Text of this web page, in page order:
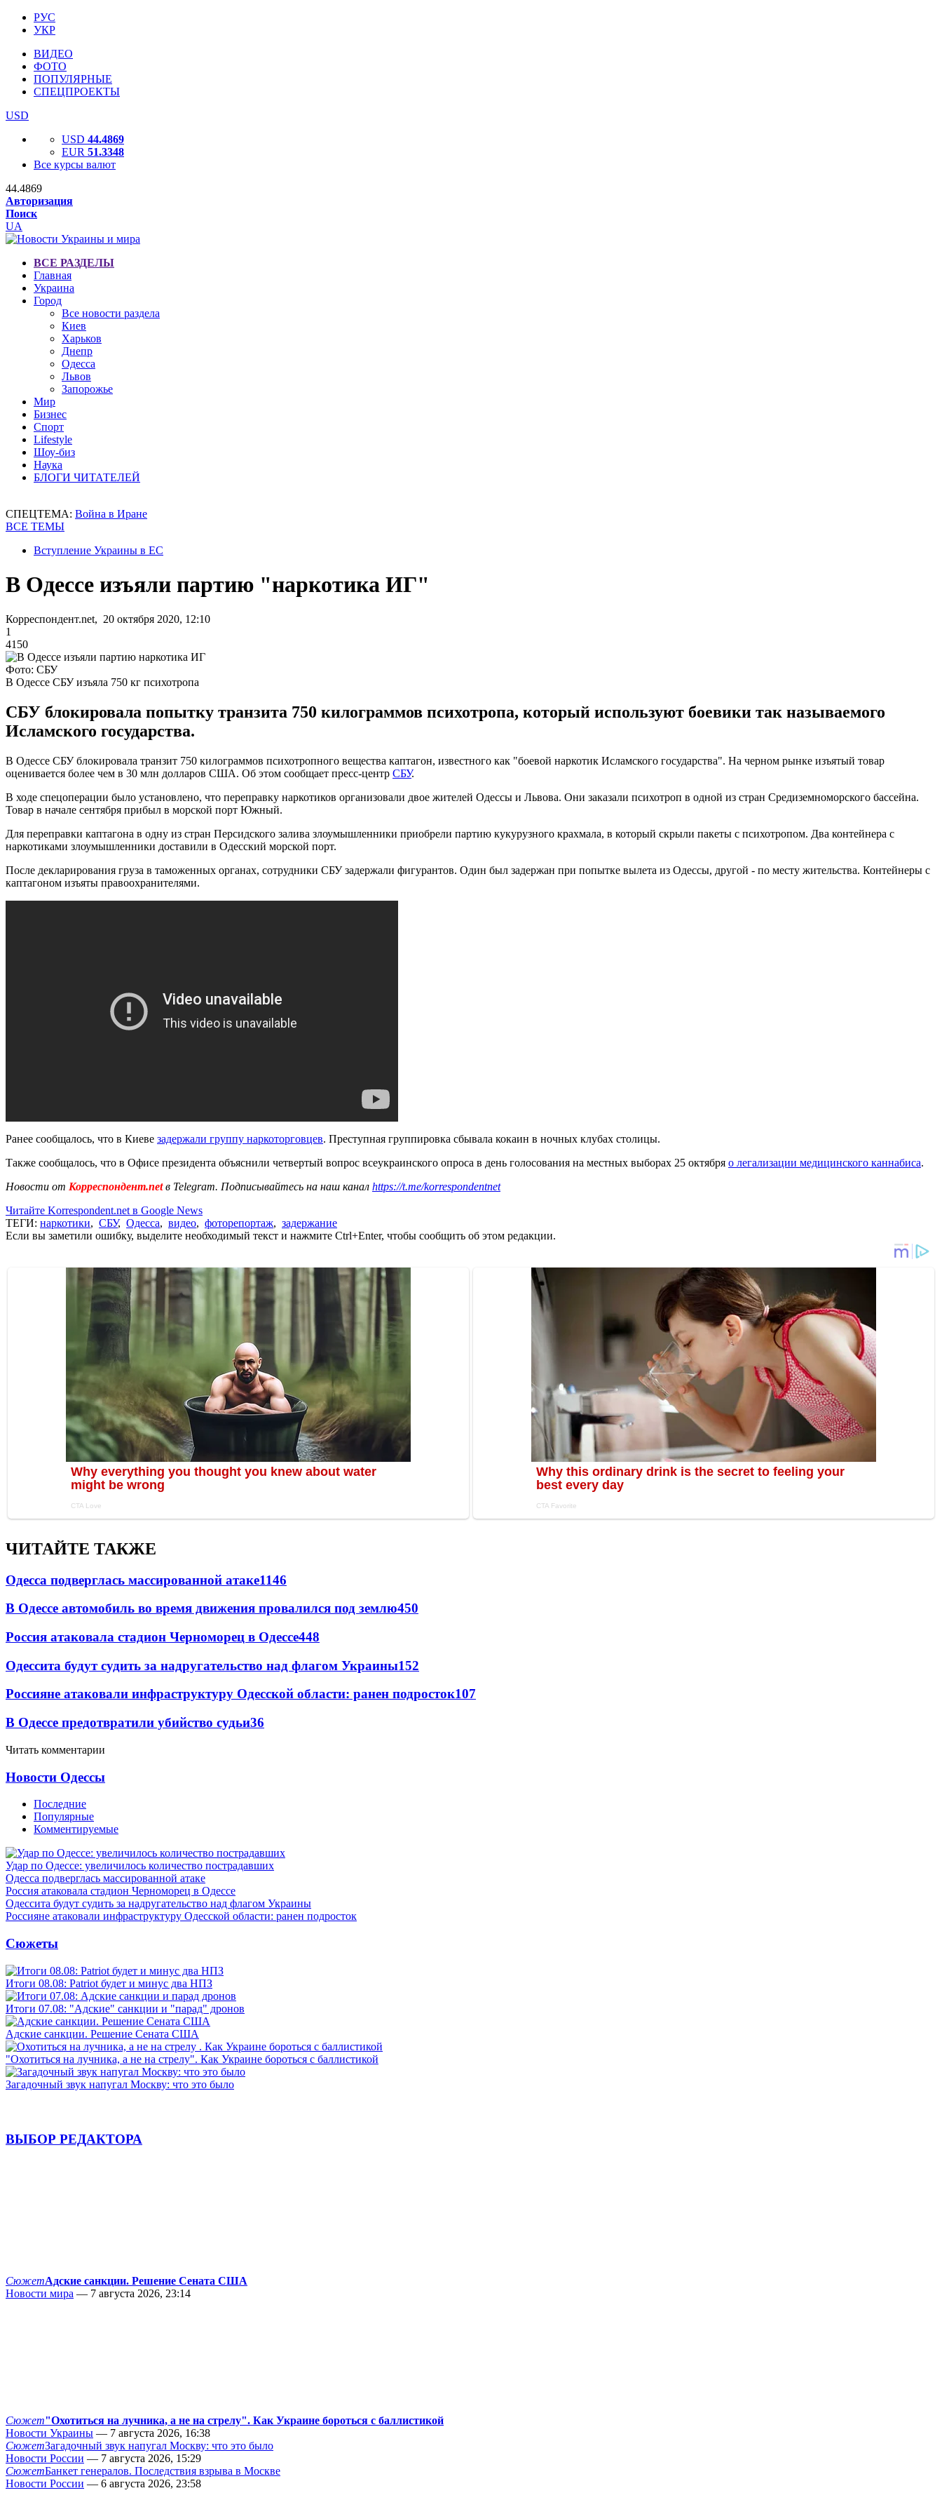
РУС
УКР
ВИДЕО
ФОТО
ПОПУЛЯРНЫЕ
СПЕЦПРОЕКТЫ
USD
USD 44.4869
EUR 51.3348
Все курсы валют
44.4869
Авторизация
Поиск
UA
ВСЕ РАЗДЕЛЫ
Главная
Украина
Город
Все новости раздела
Киев
Харьков
Днепр
Одесса
Львов
Запорожье
Мир
Бизнес
Спорт
Lifestyle
Шоу-биз
Наука
БЛОГИ ЧИТАТЕЛЕЙ
СПЕЦТЕМА: Война в Иране
ВСЕ ТЕМЫ
Вступление Украины в ЕС
В Одессе изъяли партию "наркотика ИГ"
Корреспондент.net, 20 октября 2020, 12:10
1
4150
Фото: СБУ
В Одессе СБУ изъяла 750 кг психотропа
СБУ блокировала попытку транзита 750 килограммов психотропа, который используют боевики так называемого
Исламского государства.
В Одессе СБУ блокировала транзит 750 килограммов психотропного вещества каптагон, известного как "боевой наркотик Исламского государства". На черном рынке изъятый ​​товар
оценивается более чем в 30 млн долларов США. Об этом сообщает пресс-центр СБУ.
В ходе спецоперации было установлено, что переправку наркотиков организовали двое жителей Одессы и Львова. Они заказали психотроп в одной из стран Средиземноморского бассейна.
Товар в начале сентября прибыл в морской порт Южный.
Для переправки каптагона в одну из стран Персидского залива злоумышленники приобрели партию кукурузного крахмала, в который скрыли пакеты с психотропом. Два контейнера с
наркотиками злоумышленники доставили в Одесский морской порт.
После декларирования груза в таможенных органах, сотрудники СБУ задержали фигурантов. Один был задержан при попытке вылета из Одессы, другой - по месту жительства. Контейнеры с
каптагоном изъяты правоохранителями.
Ранее сообщалось, что в Киеве задержали группу наркоторговцев. Преступная группировка сбывала кокаин в ночных клубах столицы.
Также сообщалось, что в Офисе президента объяснили четвертый вопрос всеукраинского опроса в день голосования на местных выборах 25 октября о легализации медицинского каннабиса.
Новости от Корреспондент.netв Telegram. Подписывайтесь на наш канал https://t.me/korrespondentnet
Читайте Korrespondent.net в Google News
ТЕГИ: наркотики, СБУ, Одесса, видео, фоторепортаж, задержание
Если вы заметили ошибку, выделите необходимый текст и нажмите Ctrl+Enter, чтобы сообщить об этом редакции.
ЧИТАЙТЕ ТАКЖЕ
Одесса подверглась массированной атаке1146
В Одессе автомобиль во время движения провалился под землю450
Россия атаковала стадион Черноморец в Одессе448
Одессита будут судить за надругательство над флагом Украины152
Россияне атаковали инфраструктуру Одесской области: ранен подросток107
В Одессе предотвратили убийство судьи36
Читать комментарии
Новости Одессы
Последние
Популярные
Комментируемые
Удар по Одессе: увеличилось количество пострадавших
Одесса подверглась массированной атаке
Россия атаковала стадион Черноморец в Одессе
Одессита будут судить за надругательство над флагом Украины
Россияне атаковали инфраструктуру Одесской области: ранен подросток
Сюжеты
Итоги 08.08: Patriot будет и минус два НПЗ
Итоги 07.08: "Адские" санкции и "парад" дронов
Адские санкции. Решение Сената США
"Охотиться на лучника, а не на стрелу". Как Украине бороться с баллистикой
Загадочный звук напугал Москву: что это было
ВЫБОР РЕДАКТОРА
СюжетАдские санкции. Решение Сената США
Новости мира — 7 августа 2026, 23:14
Сюжет"Охотиться на лучника, а не на стрелу". Как Украине бороться с баллистикой
Новости Украины — 7 августа 2026, 16:38
СюжетЗагадочный звук напугал Москву: что это было
Новости России — 7 августа 2026, 15:29
СюжетБанкет генералов. Последствия взрыва в Москве
Новости России — 6 августа 2026, 23:58